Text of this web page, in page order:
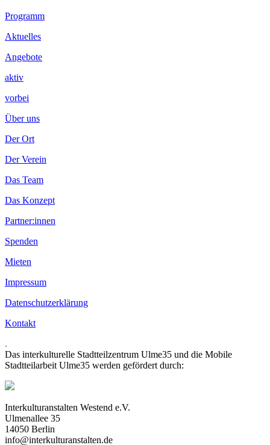
Footer
Inhalt
Programm
Aktuelles
Angebote
aktiv
vorbei
Über uns
Der Ort
Der Verein
Das Team
Das Konzept
Partner:innen
Spenden
Mieten
Impressum
Datenschutzerklärung
Kontakt
.
Das interkulturelle Stadtteilzentrum Ulme35 und die Mobile
Stadtteilarbeit Ulme35 werden gefördert durch:
Interkulturanstalten Westend e.V.
Ulmenallee 35
14050 Berlin
info@interkulturanstalten.de